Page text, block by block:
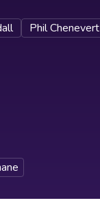
Phil Chenevert